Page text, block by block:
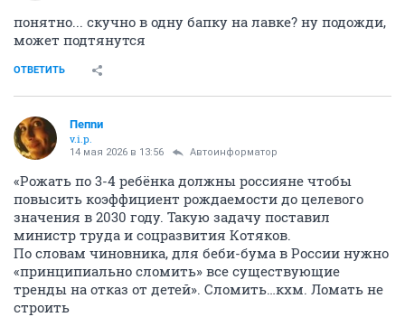
понятно... скучно в одну бапку на лавке? ну подожди,
может подтянутся
ОТВЕТИТЬ
Пепnи
v.i.p.
14 мая 2026 в 13:56 Автоинформатор
«Рожать по 3-4 ребёнка должны россияне чтобы
повысить коэффициент рождаемости до целевого
значения в 2030 году. Такую задачу поставил
министр труда и соцразвития Котяков.
По словам чиновника, для беби-бума в России нужно
«принципиально сломить» все существующие
тренды на отказ от детей». Сломить…кхм. Ломать не
строить